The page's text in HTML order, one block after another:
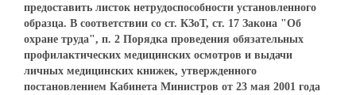
предоставить листок нетрудоспособности установленного
образца. В соответствии со ст. КЗоТ, ст. 17 Закона "Об
охране труда", п. 2 Порядка проведения обязательных
профилактических медицинских осмотров и выдачи
личных медицинских книжек, утвержденного
постановлением Кабинета Министров от 23 мая 2001 года